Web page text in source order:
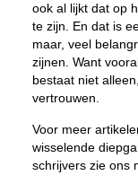
ook al lijkt dat op
te zijn. En dat is
maar, veel
zijnen. Want
bestaat niet
vertrouwen.
Voor meer
wisselende
schrijvers zie ons